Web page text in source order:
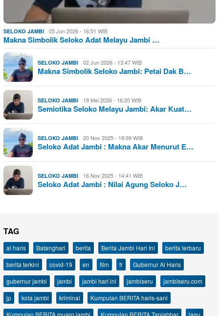
SELOKO JAMBI 05 Jun 2026 - 16:51 WIB
Makna Simbolik Seloko Adat Melayu Jambi …
SELOKO JAMBI 02 Jun 2026 - 13:47 WIB
Makna Simbolik Seloko Jambi: Petai Dak B…
SELOKO JAMBI 19 Mei 2026 - 16:20 WIB
Semiotika Seloko Melayu Jambi: Akar Kuat…
SELOKO JAMBI 20 Nov 2025 - 19:39 WIB
Seloko Adat Jambi : Makna Akar Menurut E…
SELOKO JAMBI 16 Nov 2025 - 14:41 WIB
Seloko Adat Jambi : Nilai Agung Seloko J…
TAG
al haris Batanghari berita Berita Jambi Hari Ini
berita terbaru
berita terkini
covid-19 en film fr
Gubernur Al Haris
gubernur jambi
jambi jambi hari ini jambiseru
jambiseru.com
jp
kota jambi kriminal
Kumpulan BERITA haris-sani
Kumpulan BERITA muaro jambi
Kumpulan BERITA Tanjabbar
lagu